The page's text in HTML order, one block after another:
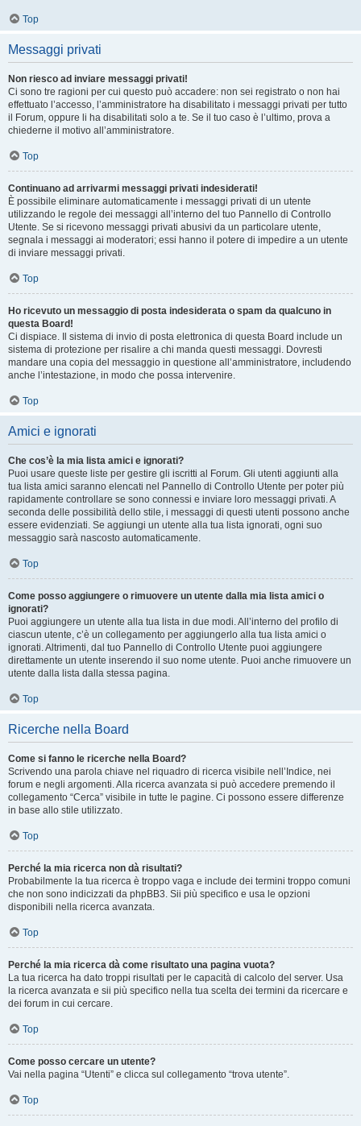
Top
Messaggi privati
Non riesco ad inviare messaggi privati!
Ci sono tre ragioni per cui questo può accadere: non sei registrato o non hai
effettuato l’accesso, l’amministratore ha disabilitato i messaggi privati per tutto
il Forum, oppure li ha disabilitati solo a te. Se il tuo caso è l’ultimo, prova a
chiederne il motivo all’amministratore.
Top
Continuano ad arrivarmi messaggi privati indesiderati!
È possibile eliminare automaticamente i messaggi privati ​​di un utente
utilizzando le regole dei messaggi all’interno del tuo Pannello di Controllo
Utente. Se si ricevono messaggi privati ​​abusivi da un particolare utente,
segnala i messaggi ai moderatori; essi hanno il potere di impedire a un utente
di inviare messaggi privati​​.
Top
Ho ricevuto un messaggio di posta indesiderata o spam da qualcuno in
questa Board!
Ci dispiace. Il sistema di invio di posta elettronica di questa Board include un
sistema di protezione per risalire a chi manda questi messaggi. Dovresti
mandare una copia del messaggio in questione all’amministratore, includendo
anche l’intestazione, in modo che possa intervenire.
Top
Amici e ignorati
Che cos’è la mia lista amici e ignorati?
Puoi usare queste liste per gestire gli iscritti al Forum. Gli utenti aggiunti alla
tua lista amici saranno elencati nel Pannello di Controllo Utente per poter più
rapidamente controllare se sono connessi e inviare loro messaggi privati. A
seconda delle possibilità dello stile, i messaggi di questi utenti possono anche
essere evidenziati. Se aggiungi un utente alla tua lista ignorati, ogni suo
messaggio sarà nascosto automaticamente.
Top
Come posso aggiungere o rimuovere un utente dalla mia lista amici o
ignorati?
Puoi aggiungere un utente alla tua lista in due modi. All’interno del profilo di
ciascun utente, c’è un collegamento per aggiungerlo alla tua lista amici o
ignorati. Altrimenti, dal tuo Pannello di Controllo Utente puoi aggiungere
direttamente un utente inserendo il suo nome utente. Puoi anche rimuovere un
utente dalla lista dalla stessa pagina.
Top
Ricerche nella Board
Come si fanno le ricerche nella Board?
Scrivendo una parola chiave nel riquadro di ricerca visibile nell’Indice, nei
forum e negli argomenti. Alla ricerca avanzata si può accedere premendo il
collegamento “Cerca” visibile in tutte le pagine. Ci possono essere differenze
in base allo stile utilizzato.
Top
Perché la mia ricerca non dà risultati?
Probabilmente la tua ricerca è troppo vaga e include dei termini troppo comuni
che non sono indicizzati da phpBB3. Sii più specifico e usa le opzioni
disponibili nella ricerca avanzata.
Top
Perché la mia ricerca dà come risultato una pagina vuota?
La tua ricerca ha dato troppi risultati per le capacità di calcolo del server. Usa
la ricerca avanzata e sii più specifico nella tua scelta dei termini da ricercare e
dei forum in cui cercare.
Top
Come posso cercare un utente?
Vai nella pagina “Utenti” e clicca sul collegamento “trova utente”.
Top